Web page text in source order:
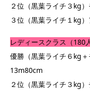
２位（黒葉ライチ３kg
３位（黒葉ライチ１kg
レディースクラス（180人
優勝（黒葉ライチ６kg
13m80cm
２位（黒葉ライチ３kg